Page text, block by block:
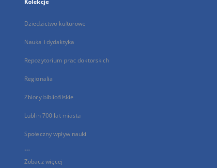
Kolekcje
Dziedzictwo kulturowe
Nauka i dydaktyka
Repozytorium prac doktorskich
Regionalia
Zbiory bibliofilskie
Lublin 700 lat miasta
Społeczny wpływ nauki
...
Zobacz więcej